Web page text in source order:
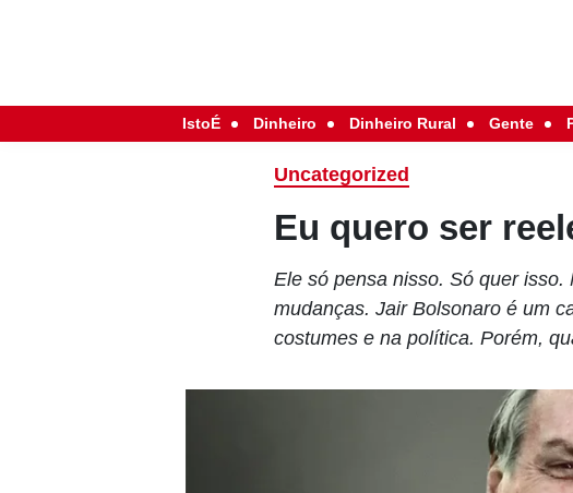
IstoÉ Dinheiro Dinheiro Rural Gente
Uncategorized
Eu quero ser
Ele só pensa nisso. Só quer
mudanças. Jair Bolsonaro é um
costumes e na política. Porém,